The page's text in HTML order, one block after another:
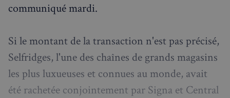
communiqué mardi.
Si le montant de la transaction n'est pas précisé,
Selfridges, l'une des chaînes de grands magasins
les plus luxueuses et connues au monde, avait
été rachetée conjointement par Signa et Central